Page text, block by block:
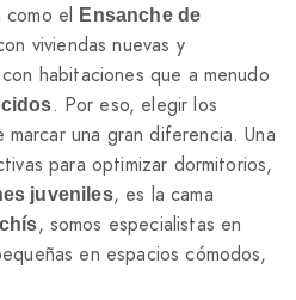
como el Ensanche de
viviendas nuevas y
habitaciones que a menudo
. Por eso, elegir los
una gran diferencia. Una
para optimizar dormitorios,
juveniles, es la cama
, somos especialistas en
en espacios cómodos,